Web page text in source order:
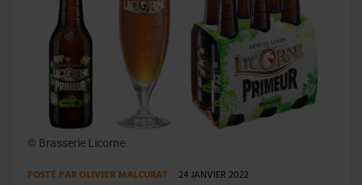
© Brasserie Licorne
POSTÉ PAROLIVIER MALCURAT 24 JANVIER 2022